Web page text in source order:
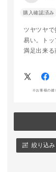
購入確認済み
ツヤツヤ
易い。トッ
満足出来る
※お客様の嬉
絞り込み